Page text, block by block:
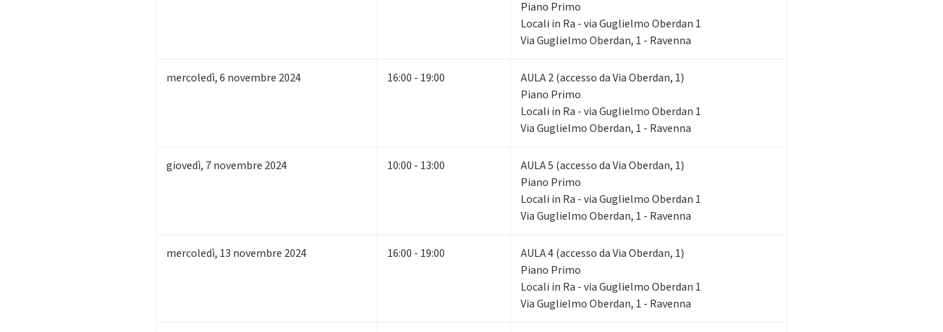
Piano Primo
Locali in Ra - via Guglielmo Oberdan 1
Via Guglielmo Oberdan, 1 - Ravenna
mercoledì,6 novembre 2024 16:00 - 19:00
AULA 2 (accesso da Via Oberdan, 1)
Piano Primo
Locali in Ra - via Guglielmo Oberdan 1
Via Guglielmo Oberdan, 1 - Ravenna
giovedì, 7novembre 2024 10:00 - 13:00
AULA 5 (accesso da Via Oberdan, 1)
Piano Primo
Locali in Ra - via Guglielmo Oberdan 1
Via Guglielmo Oberdan, 1 - Ravenna
mercoledì, 13 novembre 2024 16:00 - 19:00
AULA 4 (accesso da Via Oberdan, 1)
Piano Primo
Locali in Ra - via Guglielmo Oberdan 1
Via Guglielmo Oberdan, 1 - Ravenna